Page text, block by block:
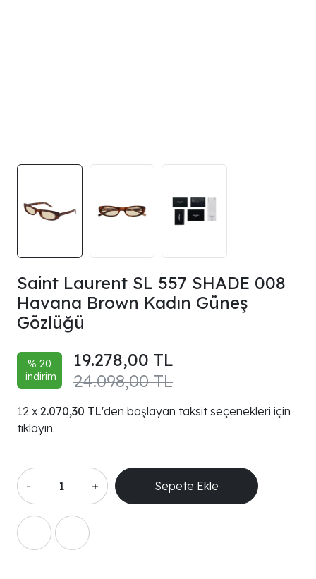
Saint Laurent SL 557 SHADE 008
Havana Brown Kadın Güneş
Gözlüğü
% 20
indirim
24.098,00 TL
19.278,00 TL
2.070,30 TL'den başlayan taksit seçenekleri için
tıklayın.
- + Sepete Ekle